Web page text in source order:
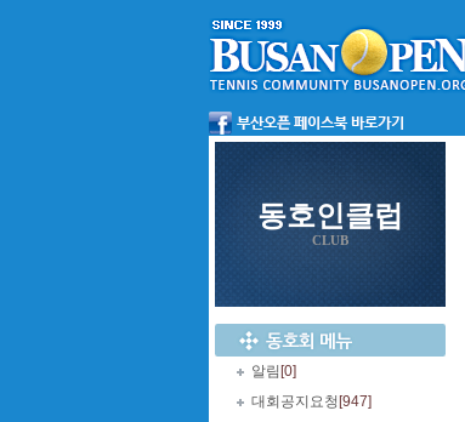
동호인클럽
CLUB
알림 [0]
대회공지요청 [947]